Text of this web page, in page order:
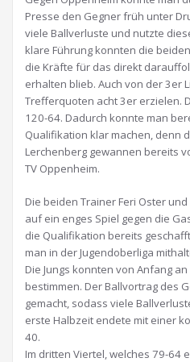
Presse den Gegner früh unter
viele Ballverluste und nutzte
klare Führung konnten die
die Kräfte für das direkt
erhalten blieb. Auch von der 3er
Trefferquoten acht 3er erzielen.
120-64. Dadurch konnte man
Qualifikation klar machen, denn
Lerchenberg gewannen bereits
TV Oppenheim.
Die beiden Trainer Feri Oster
auf ein enges Spiel gegen die
die Qualifikation bereits
man in der Jugendoberliga
Die Jungs konnten von Anfang
bestimmen. Der Ballvortrag des
gemacht, sodass viele
erste Halbzeit endete mit einer
40.
Im dritten Viertel, welches 79-64